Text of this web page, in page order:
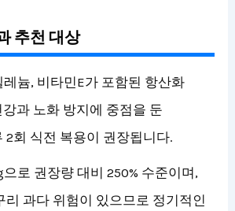
추천 대상
레늄, 비타민E가 포함된 항산화
과 노화 방지에 중점을 둔
2회 식전 복용이 권장됩니다.
로 권장량 대비 250% 수준이며,
리 과다 위험이 있으므로 정기적인